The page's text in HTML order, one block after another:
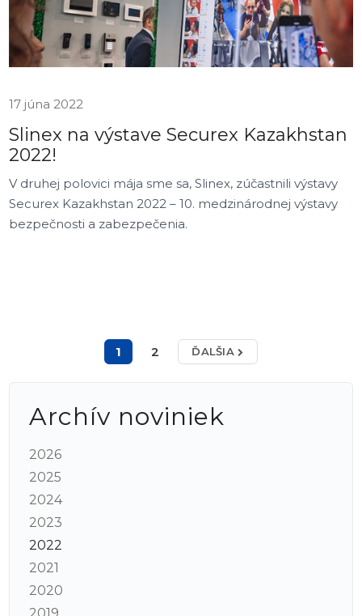
17 júna 2022
Slinex na výstave Securex Kazakhstan
2022!
V druhej polovici mája sme sa, Slinex, zúčastnili výstavy
Securex Kazakhstan 2022 – 10. medzinárodnej výstavy
bezpečnosti a zabezpečenia.
1 2 ĎALŠIA
Archív noviniek
2026
2025
2024
2023
2022
2021
2020